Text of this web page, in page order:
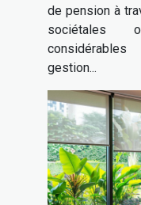
de pension à
sociétales
gestion...